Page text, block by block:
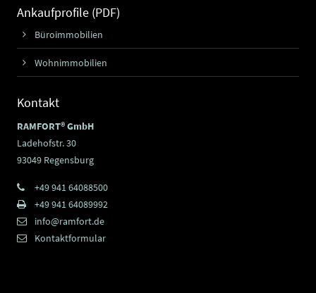
Ankaufprofile (PDF)
Büroimmobilien
Wohnimmobilien
Kontakt
RAMFORT® GmbH
Ladehofstr. 30
93049 Regensburg
+49 941 64088500
+49 941 64089992
info@ramfort.de
Kontaktformular